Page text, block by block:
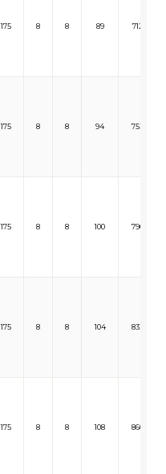
175 8 8 89 712
175 8 8 94 752
175 8 8 100 796
175 8 8 104 832
175 8 8 108 860